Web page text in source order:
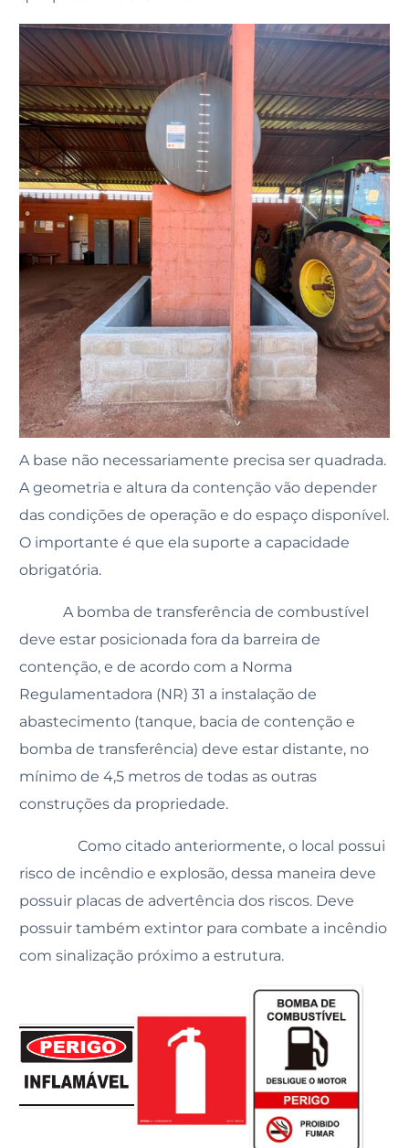
A base não necessariamente precisa ser quadrada.
A geometria e altura da contenção vão depender
das condições de operação e do espaço disponível.
O importante é que ela suporte a capacidade
obrigatória.
A bomba de transferência de combustível
deve estar posicionada fora da barreira de
contenção, e de acordo com a Norma
Regulamentadora (NR) 31 a instalação de
abastecimento (tanque, bacia de contenção e
bomba de transferência) deve estar distante, no
mínimo de 4,5 metros de todas as outras
construções da propriedade.
Como citado anteriormente, o local possui
risco de incêndio e explosão, dessa maneira deve
possuir placas de advertência dos riscos. Deve
possuir também extintor para combate a incêndio
com sinalização próximo a estrutura.